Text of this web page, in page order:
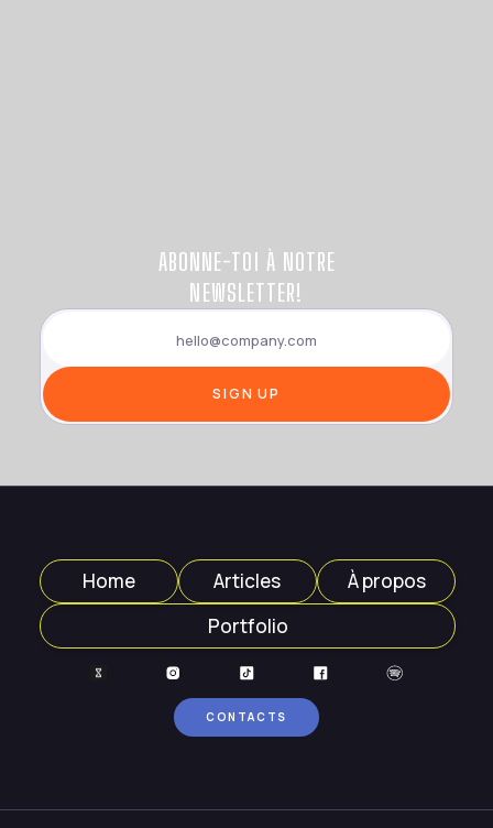
ABONNE-TOI À NOTRE
NEWSLETTER!
Home Articles
À propos
Portfolio
CONTACTS